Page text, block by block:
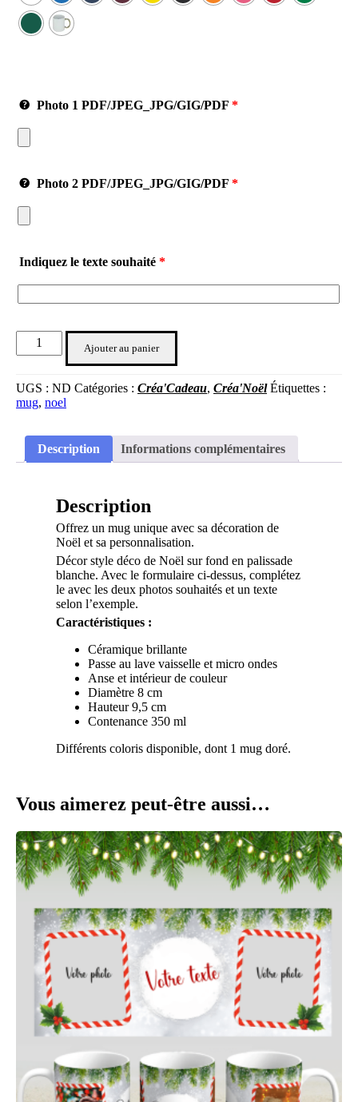
Photo 1 PDF/JPEG_JPG/GIG/PDF *
Photo 2 PDF/JPEG_JPG/GIG/PDF *
Indiquez le texte souhaité *
Ajouter au panier
UGS : ND Catégories : Créa'Cadeau, Créa'Noël Étiquettes :
mug, noel
Description Informations complémentaires
Description
Offrez un mug unique avec sa décoration de
Noël et sa personnalisation.
Décor style déco de Noël sur fond en palissade
blanche. Avec le formulaire ci-dessus, complétez
le avec les deux photos souhaités et un texte
selon l’exemple.
Caractéristiques :
Céramique brillante
Passe au lave vaisselle et micro ondes
Anse et intérieur de couleur
Diamètre 8 cm
Hauteur 9,5 cm
Contenance 350 ml
Différents coloris disponible, dont 1 mug doré.
Vous aimerez peut-être aussi…